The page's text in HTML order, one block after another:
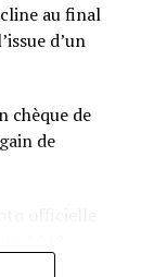
au final
d’un
chèque de
de